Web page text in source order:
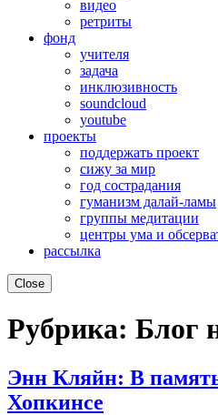
видео
ретриты
фонд
учителя
задача
инклюзивность
soundcloud
youtube
проекты
поддержать проект
сижу за мир
год сострадания
гуманизм далай-ламы
группы медитации
центры ума и
рассылка
Close
Рубрика: Блог
Энн Кляйн: В
Хопкинсе